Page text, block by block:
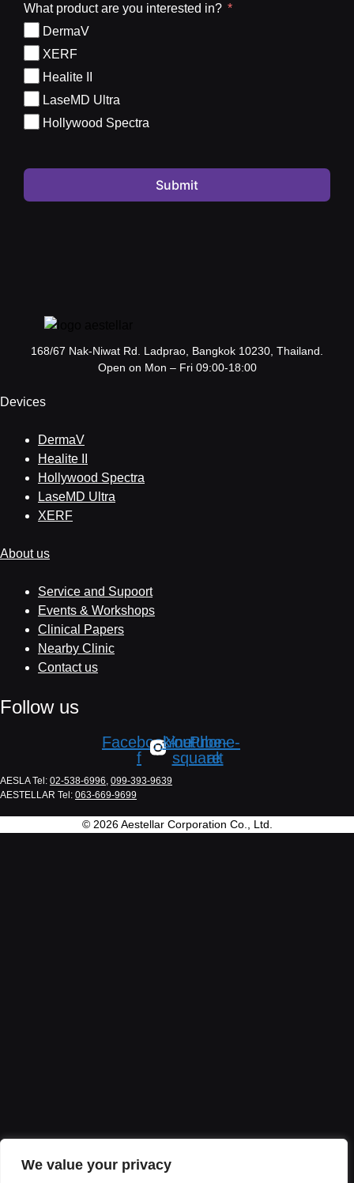
We value your privacy
What product are you interested in?
DermaV
XERF
Healite II
LaseMD Ultra
Hollywood Spectra
Submit
168/67 Nak-Niwat Rd. Ladprao, Bangkok 10230, Thailand.
Open on Mon – Fri 09:00-18:00
Devices
DermaV
Healite II
Hollywood Spectra
LaseMD Ultra
XERF
About us
Service and Supoort
Events & Workshops
Clinical Papers
Nearby Clinic
Contact us
Follow us
Facebook-
f
Line
Youtube-
square
Phone-
alt
AESLA Tel: 02-538-6996 099-393-9639
AESTELLAR Tel: 063-669-9699
© 2026 Aestellar Corporation Co., Ltd.